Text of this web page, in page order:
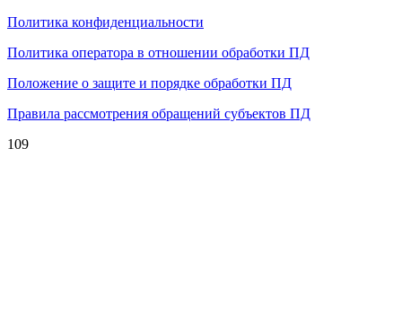
Политика конфиденциальности
Политика оператора в отношении обработки ПД
Положение о защите и порядке обработки ПД
Правила рассмотрения обращений субъектов ПД
109